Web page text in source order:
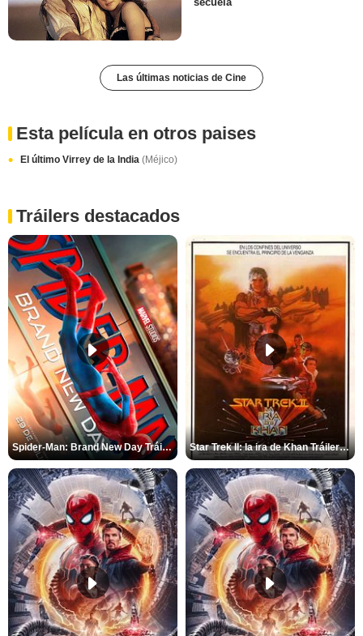
Las últimas noticias de Cine
Esta película en otros paises
El último Virrey de la India (Méjico)
Tráilers destacados
Spider-Man: Brand New Day Tráiler (3) Star Trek II: la ira de Khan Tráiler VO